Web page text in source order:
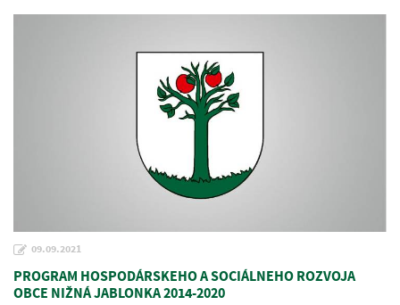
09.09.2021
PROGRAM HOSPODÁRSKEHO A SOCIÁLNEHO ROZVOJA
OBCE NIŽNÁ JABLONKA 2014-2020